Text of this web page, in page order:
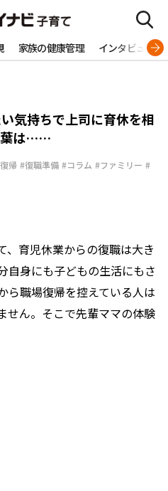
家族の健康管理 インタビュー
気持ちで上司に育休を相
葉は……
帰 #復職準備 #コラム #ファミリー #
、育児休業からの復職は大き
自身にも子どもの生活にもさ
ら職場復帰を控えている人は
せん。そこで先輩ママの体験